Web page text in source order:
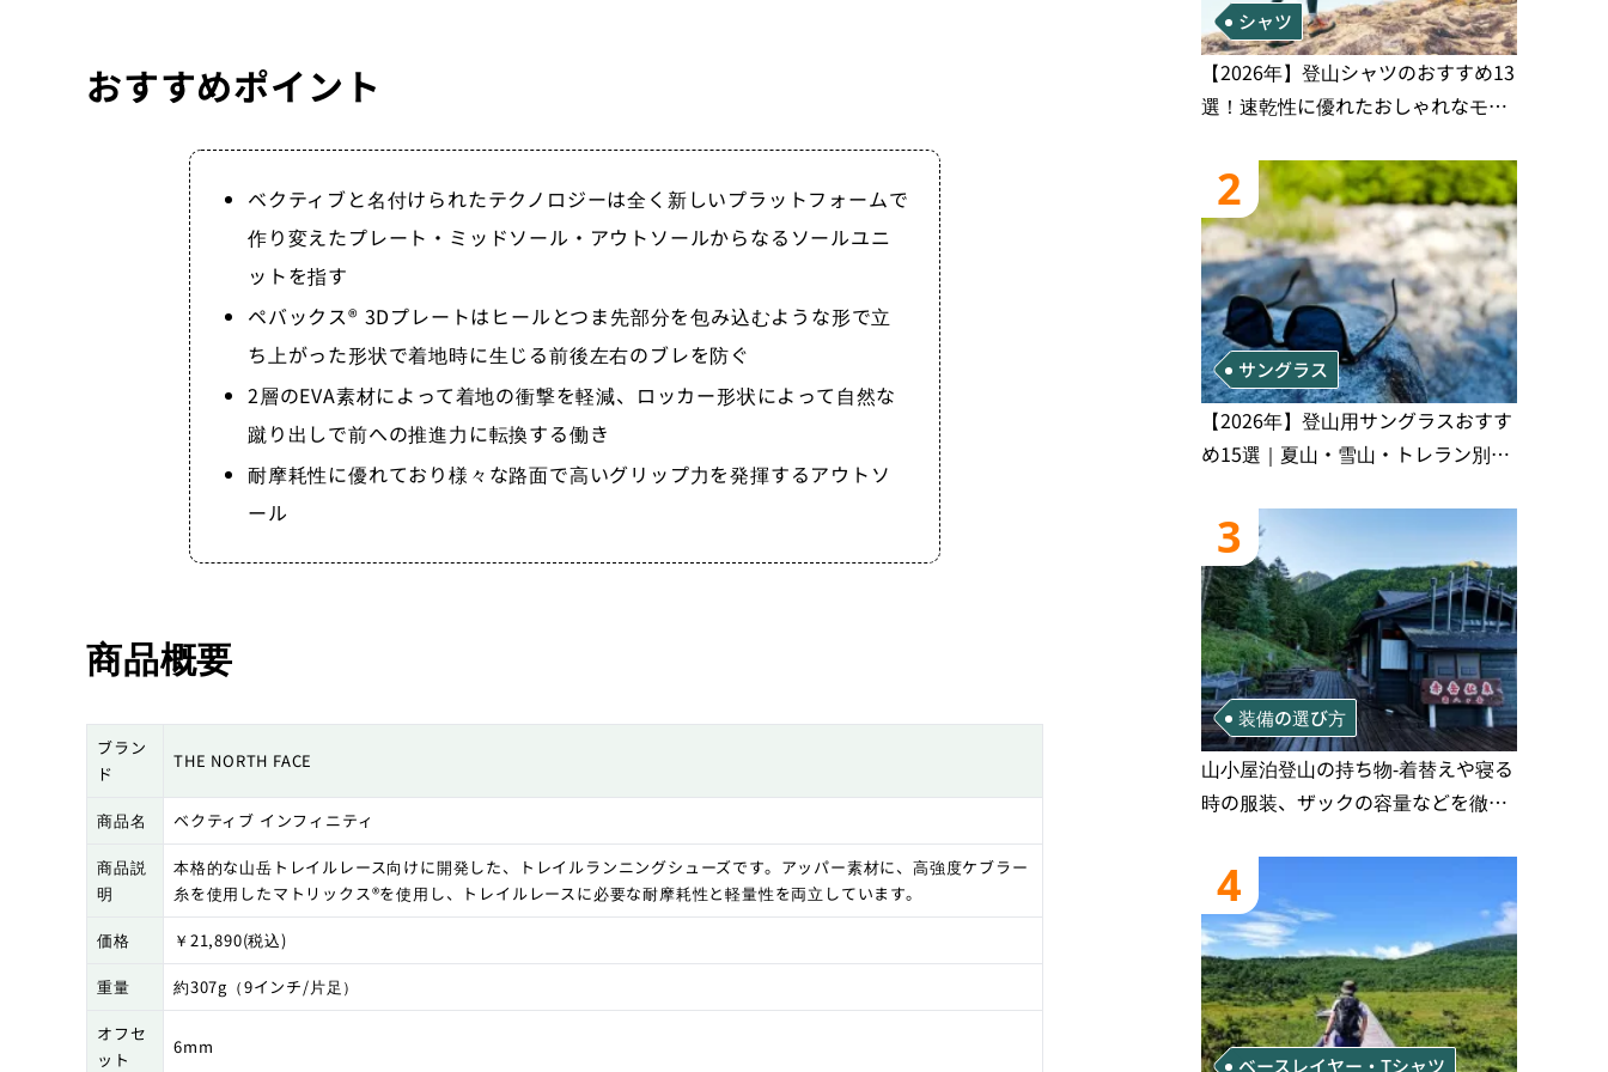
おすすめポイント
ベクティブと名付けられたテクノロジーは全く新しいプラットフォームで
作り変えたプレート・ミッドソール・アウトソールからなるソールユニ
ットを指す
ペバックス® 3Dプレートはヒールとつま先部分を包み込むような形で立
ち上がった形状で着地時に生じる前後左右のブレを防ぐ
2層のEVA素材によって着地の衝撃を軽減、ロッカー形状によって自然な
蹴り出しで前への推進力に転換する働き
耐摩耗性に優れており様々な路面で高いグリップ力を発揮するアウトソ
ール
商品概要
ブラン
ド
THE NORTH FACE
商品名 ベクティブ インフィニティ
商品説
明
本格的な山岳トレイルレース向けに開発した、トレイルランニングシューズです。アッパー素材に、高強度ケブラー
糸を使用したマトリックス®を使用し、トレイルレースに必要な耐摩耗性と軽量性を両立しています。
価格 ￥21,890(税込)
重量 約307g（9インチ/片足）
オフセ
ット
6mm
シャツ
【2026年】登山シャツのおすすめ13
選！速乾性に優れたおしゃれなモデ
2
サングラス
【2026年】登山用サングラスおすす
め15選｜夏山・雪山・トレラン別、
3
装備の選び方
山小屋泊登山の持ち物‐着替えや寝る
時の服装、ザックの容量などを徹底
4
ベースレイヤー・Tシャツ